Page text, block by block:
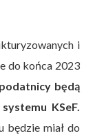
i
do końca 2023
będą
KSeF.
będzie miał do